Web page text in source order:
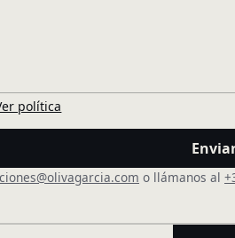
política
o llámanos al